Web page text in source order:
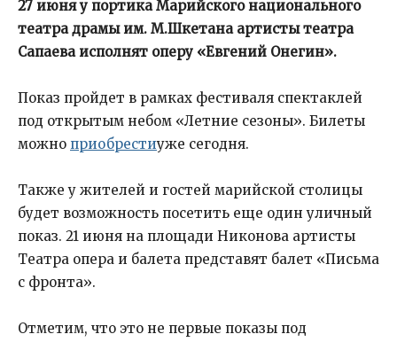
27 июня у портика Марийского национального
театра драмы им. М.Шкетана артисты театра
Сапаева исполнят оперу «Евгений Онегин».
Показ пройдет в рамках фестиваля спектаклей
под открытым небом «Летние сезоны». Билеты
можно приобрестиуже сегодня.
Также у жителей и гостей марийской столицы
будет возможность посетить еще один уличный
показ. 21 июня на площади Никонова артисты
Театра опера и балета представят балет «Письма
с фронта».
Отметим, что это не первые показы под